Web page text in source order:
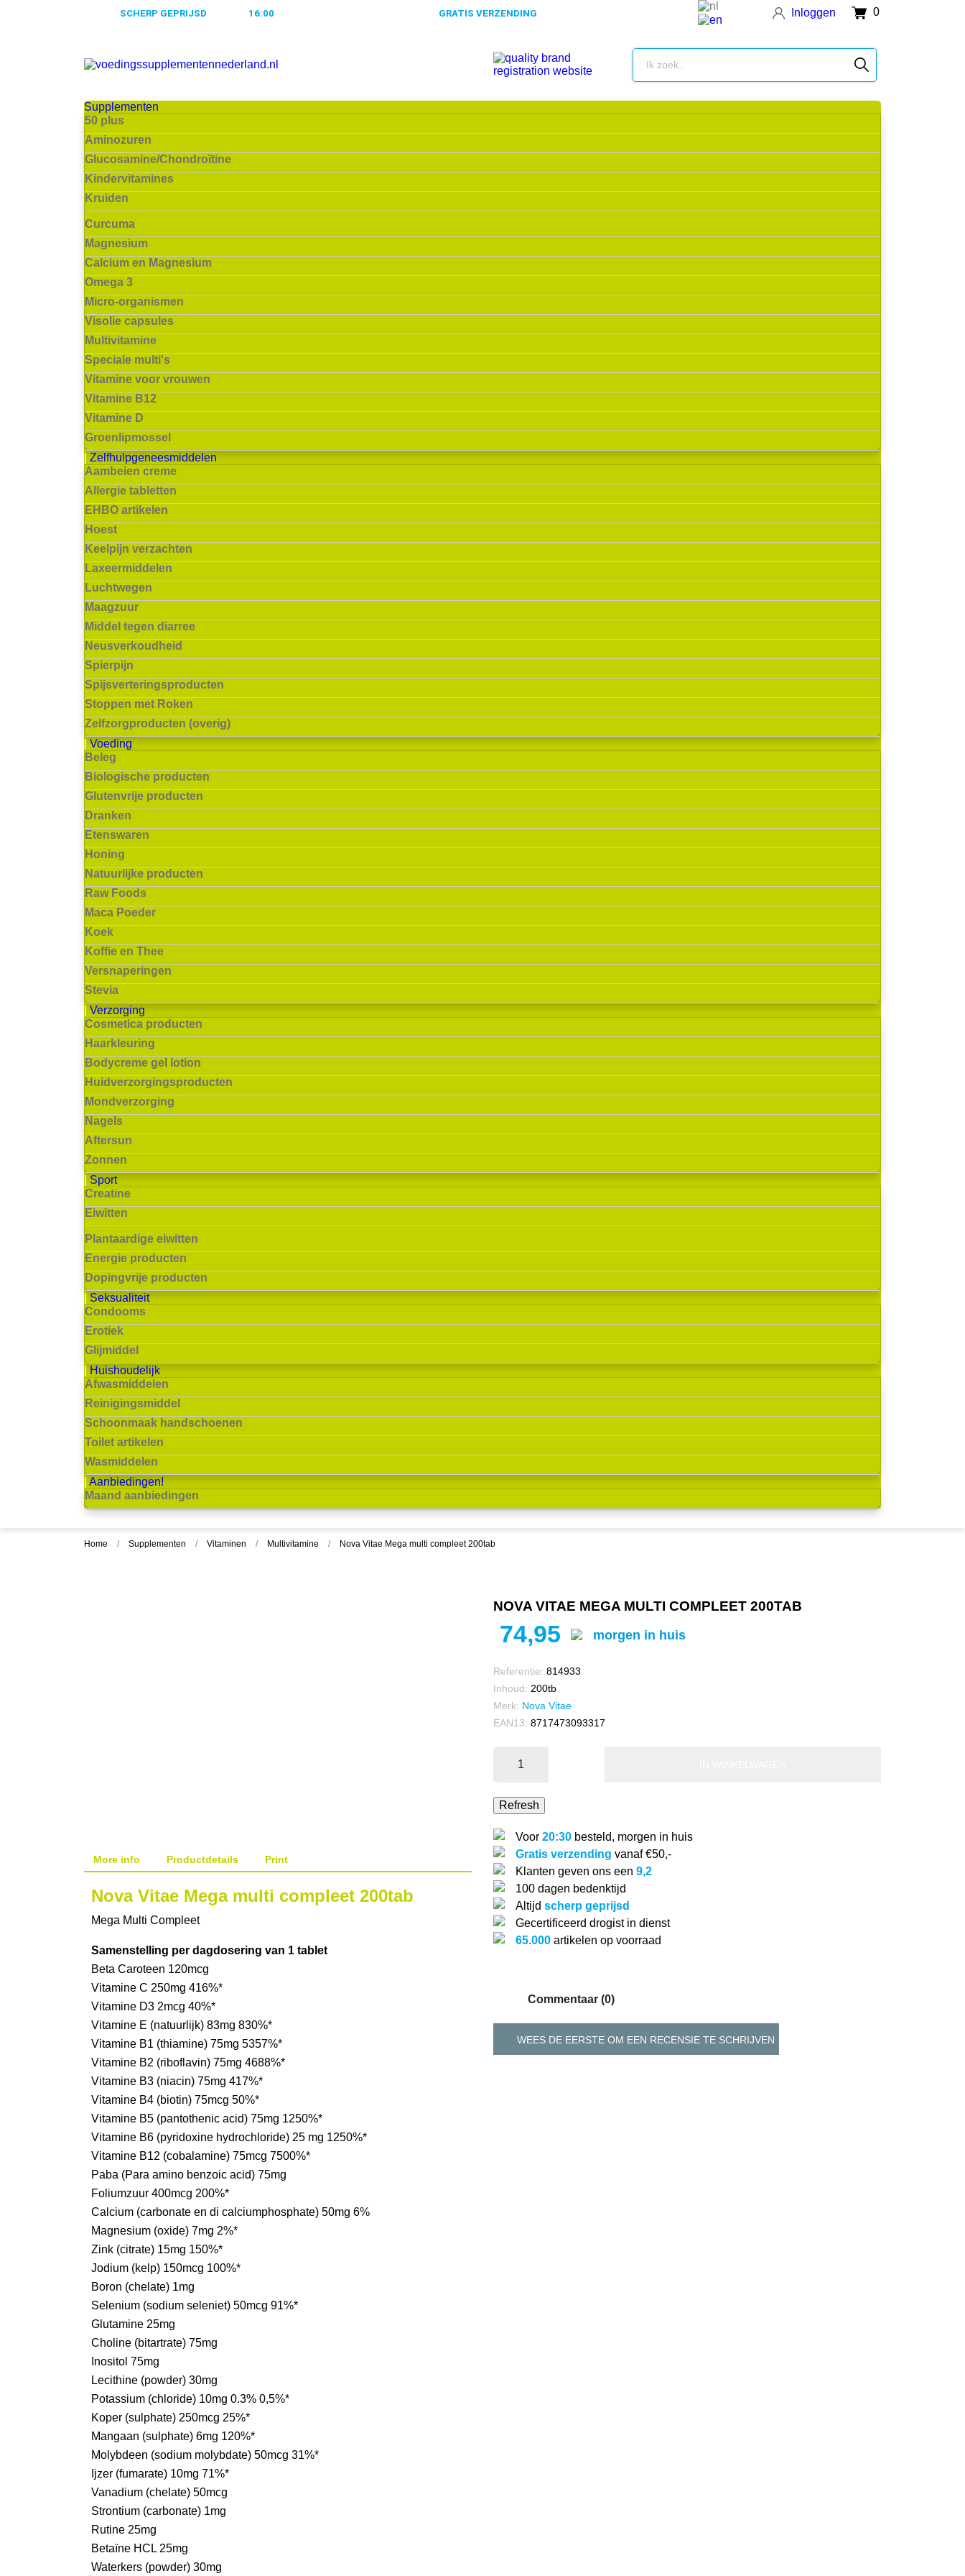
SCHERP GEPRIJSD 16:00 GRATIS VERZENDING Inloggen 0
Supplementen
50 plus
Aminozuren
Glucosamine/Chondroïtine
Kindervitamines
Kruiden
Curcuma
Magnesium
Calcium en Magnesium
Omega 3
Micro-organismen
Visolie capsules
Multivitamine
Speciale multi's
Vitamine voor vrouwen
Vitamine B12
Vitamine D
Groenlipmossel
Zelfhulpgeneesmiddelen
Aambeien creme
Allergie tabletten
EHBO artikelen
Hoest
Keelpijn verzachten
Laxeermiddelen
Luchtwegen
Maagzuur
Middel tegen diarree
Neusverkoudheid
Spierpijn
Spijsverteringsproducten
Stoppen met Roken
Zelfzorgproducten (overig)
Voeding
Beleg
Biologische producten
Glutenvrije producten
Dranken
Etenswaren
Honing
Natuurlijke producten
Raw Foods
Maca Poeder
Koek
Koffie en Thee
Versnaperingen
Stevia
Verzorging
Cosmetica producten
Haarkleuring
Bodycreme gel lotion
Huidverzorgingsproducten
Mondverzorging
Nagels
Aftersun
Zonnen
Sport
Creatine
Eiwitten
Plantaardige eiwitten
Energie producten
Dopingvrije producten
Seksualiteit
Condooms
Erotiek
Glijmiddel
Huishoudelijk
Afwasmiddelen
Reinigingsmiddel
Schoonmaak handschoenen
Toilet artikelen
Wasmiddelen
Aanbiedingen!
Maand aanbiedingen
Home Supplementen Vitaminen Multivitamine Nova Vitae Mega multi compleet 200tab
More info Productdetails Print
Nova Vitae Mega multi compleet 200tab
Mega Multi Compleet
Samenstelling per dagdosering van 1 tablet
Beta Caroteen 120mcg
Vitamine C 250mg 416%*
Vitamine D3 2mcg 40%*
Vitamine E (natuurlijk) 83mg 830%*
Vitamine B1 (thiamine) 75mg 5357%*
Vitamine B2 (riboflavin) 75mg 4688%*
Vitamine B3 (niacin) 75mg 417%*
Vitamine B4 (biotin) 75mcg 50%*
Vitamine B5 (pantothenic acid) 75mg 1250%*
Vitamine B6 (pyridoxine hydrochloride) 25 mg 1250%*
Vitamine B12 (cobalamine) 75mcg 7500%*
Paba (Para amino benzoic acid) 75mg
Foliumzuur 400mcg 200%*
Calcium (carbonate en di calciumphosphate) 50mg 6%
Magnesium (oxide) 7mg 2%*
Zink (citrate) 15mg 150%*
Jodium (kelp) 150mcg 100%*
Boron (chelate) 1mg
Selenium (sodium seleniet) 50mcg 91%*
Glutamine 25mg
Choline (bitartrate) 75mg
Inositol 75mg
Lecithine (powder) 30mg
Potassium (chloride) 10mg 0.3% 0,5%*
Koper (sulphate) 250mcg 25%*
Mangaan (sulphate) 6mg 120%*
Molybdeen (sodium molybdate) 50mcg 31%*
Ijzer (fumarate) 10mg 71%*
Vanadium (chelate) 50mcg
Strontium (carbonate) 1mg
Rutine 25mg
Betaïne HCL 25mg
Waterkers (powder) 30mg
NOVA VITAE MEGA MULTI COMPLEET 200TAB
74,95 morgen in huis
Referentie: 814933
Inhoud: 200tb
Merk: Nova Vitae
EAN13: 8717473093317
Voor 20:30 besteld, morgen in huis
Gratis verzending vanaf €50,-
Klanten geven ons een 9,2
100 dagen bedenktijd
Altijd scherp geprijsd
Gecertificeerd drogist in dienst
65.000 artikelen op voorraad
Commentaar (0)
WEES DE EERSTE OM EEN RECENSIE TE SCHRIJVEN